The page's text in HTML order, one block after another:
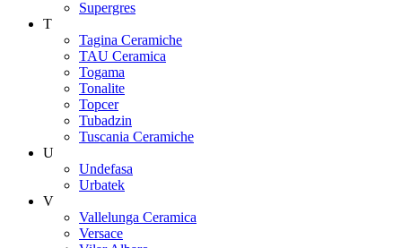
Supergres
T
Tagina Ceramiche
TAU Ceramica
Togama
Tonalite
Topcer
Tubadzin
Tuscania Ceramiche
U
Undefasa
Urbatek
V
Vallelunga Ceramica
Versace